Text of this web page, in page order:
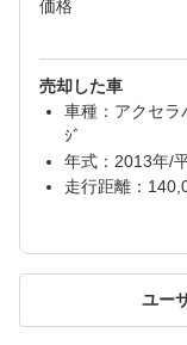
価格
売却した車
車種：アクセラ
ｼﾞ
年式：2013年/
走行距離：
ユー